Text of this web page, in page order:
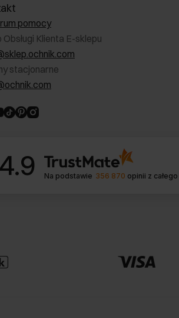
pomocy
Obsługi Klienta E-sklepu
stacjonarne
4.9 Na podstawie 356 870 opinii z